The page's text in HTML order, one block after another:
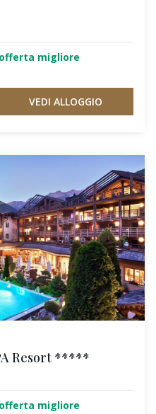
migliore
VEDI ALLOGGIO
Resort *****
migliore